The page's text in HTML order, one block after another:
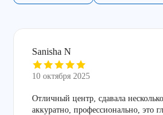
Sanisha N
10 октября 2025
Отличный центр, сдавала
аккуратно, профессионально, это